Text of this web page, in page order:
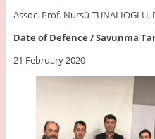
Assoc. Prof. Nursü TUNALIOGLU,
Date of Defence / Savunma
21 February 2020